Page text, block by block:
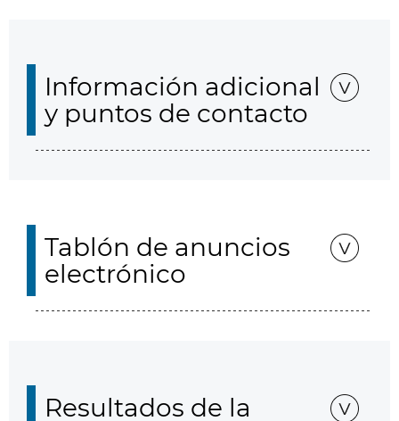
Información adicional
y puntos de contacto
Tablón de anuncios
electrónico
Resultados de la